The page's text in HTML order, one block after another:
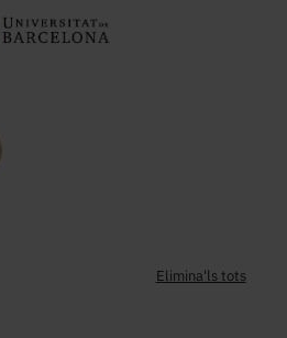
Elimina'ls tots